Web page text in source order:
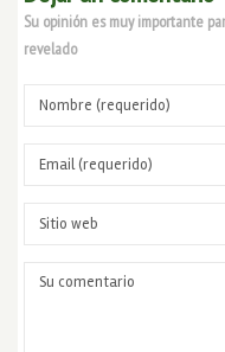
Su opinión es muy importante
revelado